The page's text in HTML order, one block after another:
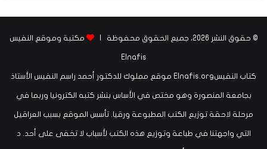
© حقوق النشر 2026، جميع الحقوق محفوظة | مكتبة وموقع النفيس
Elnafis
كتاب النفيسElnafis.org موقع مملوك للدكتور أحمد راسم النفيس الأستاذ
بجامعة المنصورة وهو مختص في الأساس بنشر كتبه الكترونيا وربما في
مرحلة لاحقة توزيع الكتب المطبوعة ورقيا. تأسس الموقع بسبب العراقيل
التي واجهتنا في طباعة وتوزيع هذه الكتب لأسباب لا تخفى على أحد. د